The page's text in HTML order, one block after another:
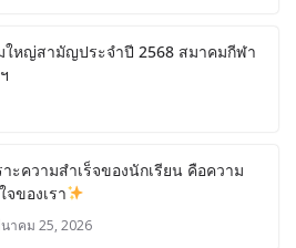
ใหญ่สามัญประจำปี 2568 สมาคมกีฬา
าะความสำเร็จของนักเรียน คือความ
จของเรา
าคม 25, 2026